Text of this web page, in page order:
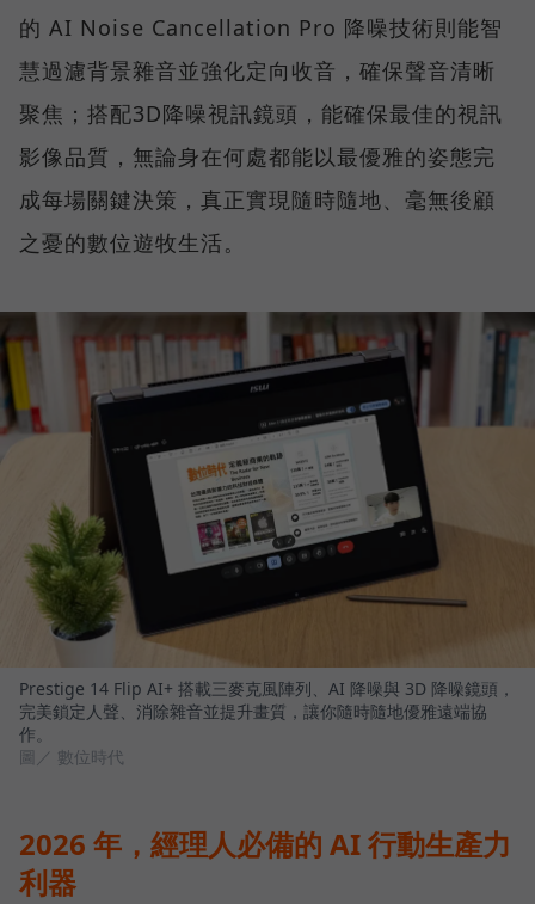
的 AI Noise Cancellation Pro 降噪技術則能智
慧過濾背景雜音並強化定向收音，確保聲音清晰
聚焦；搭配3D降噪視訊鏡頭，能確保最佳的視訊
影像品質，無論身在何處都能以最優雅的姿態完
成每場關鍵決策，真正實現隨時隨地、毫無後顧
之憂的數位遊牧生活。
Prestige 14 Flip AI+ 搭載三麥克風陣列、AI 降噪與 3D 降噪鏡頭，
完美鎖定人聲、消除雜音並提升畫質，讓你隨時隨地優雅遠端協
作。
圖／ 數位時代
2026 年，經理人必備的 AI 行動生產力
利器